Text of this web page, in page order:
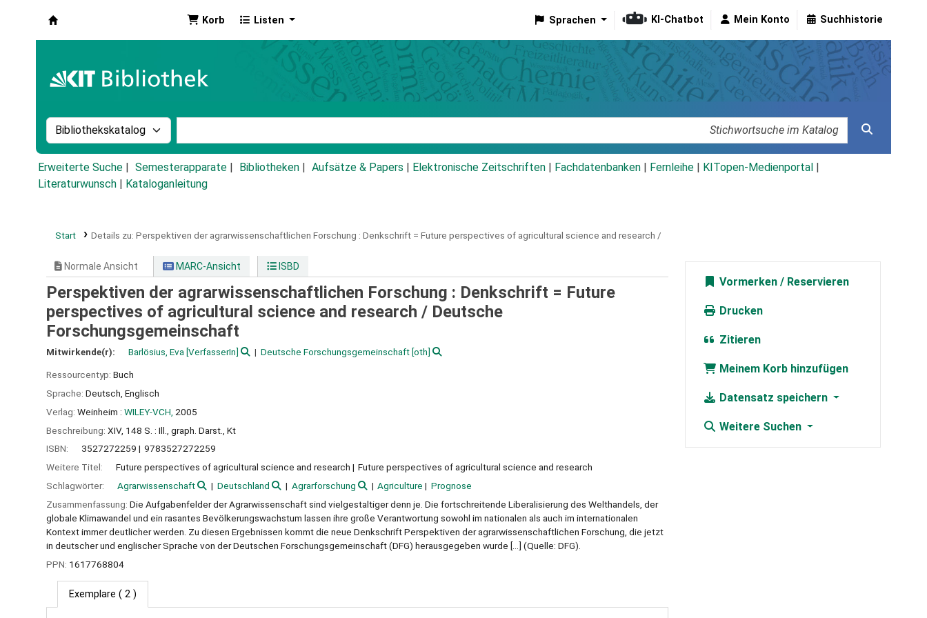
Korb Listen Sprachen KI-Chatbot Mein Konto Suchhistorie
Suche im Katalog nach:
Erweiterte Suche Semesterapparate Bibliotheken Aufsätze & Papers Elektronische Zeitschriften Fachdatenbanken Fernleihe KITopen-Medienportal
Literaturwunsch
Kataloganleitung
Start Details zu: Perspektiven der agrarwissenschaftlichen Forschung : Denkschrift = Future perspectives of agricultural science and research /
Normale Ansicht MARC-Ansicht ISBD
Perspektiven der agrarwissenschaftlichen Forschung : Denkschrift = Future
perspectives of agricultural science and research / Deutsche
Forschungsgemeinschaft
Mitwirkende(r): Barlösius, Eva [VerfasserIn] Deutsche Forschungsgemeinschaft[oth]
Ressourcentyp: Buch
Sprache: Deutsch Englisch
Verlag: Weinheim : WILEY-VCH, 2005
Beschreibung: XIV, 148 S. : Ill., graph. Darst., Kt
ISBN:
3527272259
9783527272259
Weitere Titel:
Future perspectives of agricultural science and research
Future perspectives of agricultural science and research
Schlagwörter:
Agrarwissenschaft Deutschland Agrarforschung Agriculture
Prognose
Zusammenfassung: Die Aufgabenfelder der Agrarwissenschaft sind vielgestaltiger denn je. Die fortschreitende Liberalisierung des Welthandels, der
globale Klimawandel und ein rasantes Bevölkerungswachstum lassen ihre große Verantwortung sowohl im nationalen als auch im internationalen
Kontext immer deutlicher werden. Zu diesen Ergebnissen kommt die neue Denkschrift Perspektiven der agrarwissenschaftlichen Forschung, die jetzt
in deutscher und englischer Sprache von der Deutschen Forschungsgemeinschaft (DFG) herausgegeben wurde [...] (Quelle: DFG).
PPN: 1617768804
Exemplare ( 2 )
Vormerken
Drucken
Zitieren
Meinem Korb hinzufügen
Datensatz speichern
Weitere Suchen